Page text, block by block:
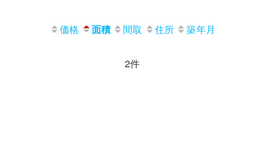
価格 面積 間取 住所 築年月
2件